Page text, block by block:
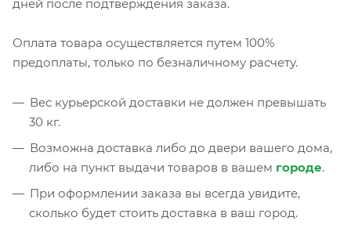
дней после подтверждения заказа.
Оплата товара осуществляется путем 100%
предоплаты, только по безналичному расчету.
Вес курьерской доставки не должен превышать
30 кг.
Возможна доставка либо до двери вашего дома,
либо на пункт выдачи товаров в вашем городе.
При оформлении заказа вы всегда увидите,
сколько будет стоить доставка в ваш город.